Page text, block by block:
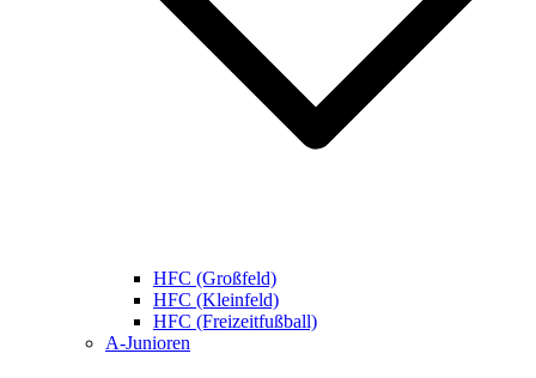
HFC (Großfeld)
HFC (Kleinfeld)
HFC (Freizeitfußball)
A-Junioren